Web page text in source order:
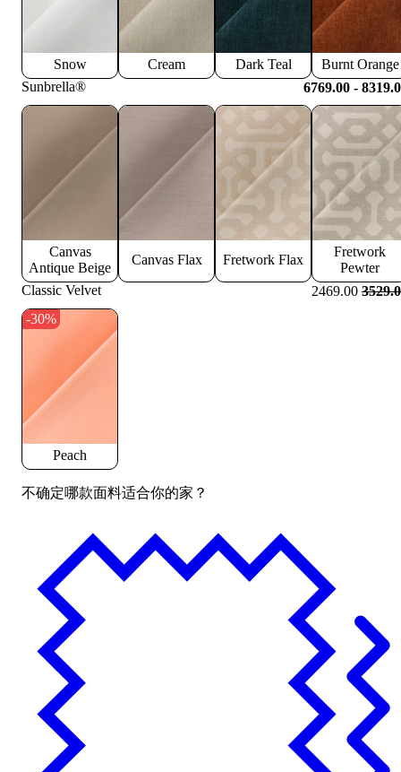
Snow Cream Dark Teal
Burnt Orange
Sunbrella®
6769.00 -
Canvas
Antique Beige
Canvas Flax Fretwork Flax
Fretwork
Pewter
Classic Velvet
2469.00
-30%
Peach
不确定哪款面料适合你的家？